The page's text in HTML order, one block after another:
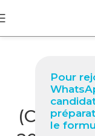
Pour
le
TCF